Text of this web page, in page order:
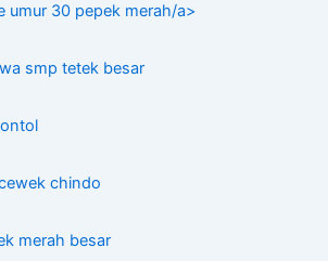
umur 30 pepek merah/a>
smp tetek besar
chindo
merah besar